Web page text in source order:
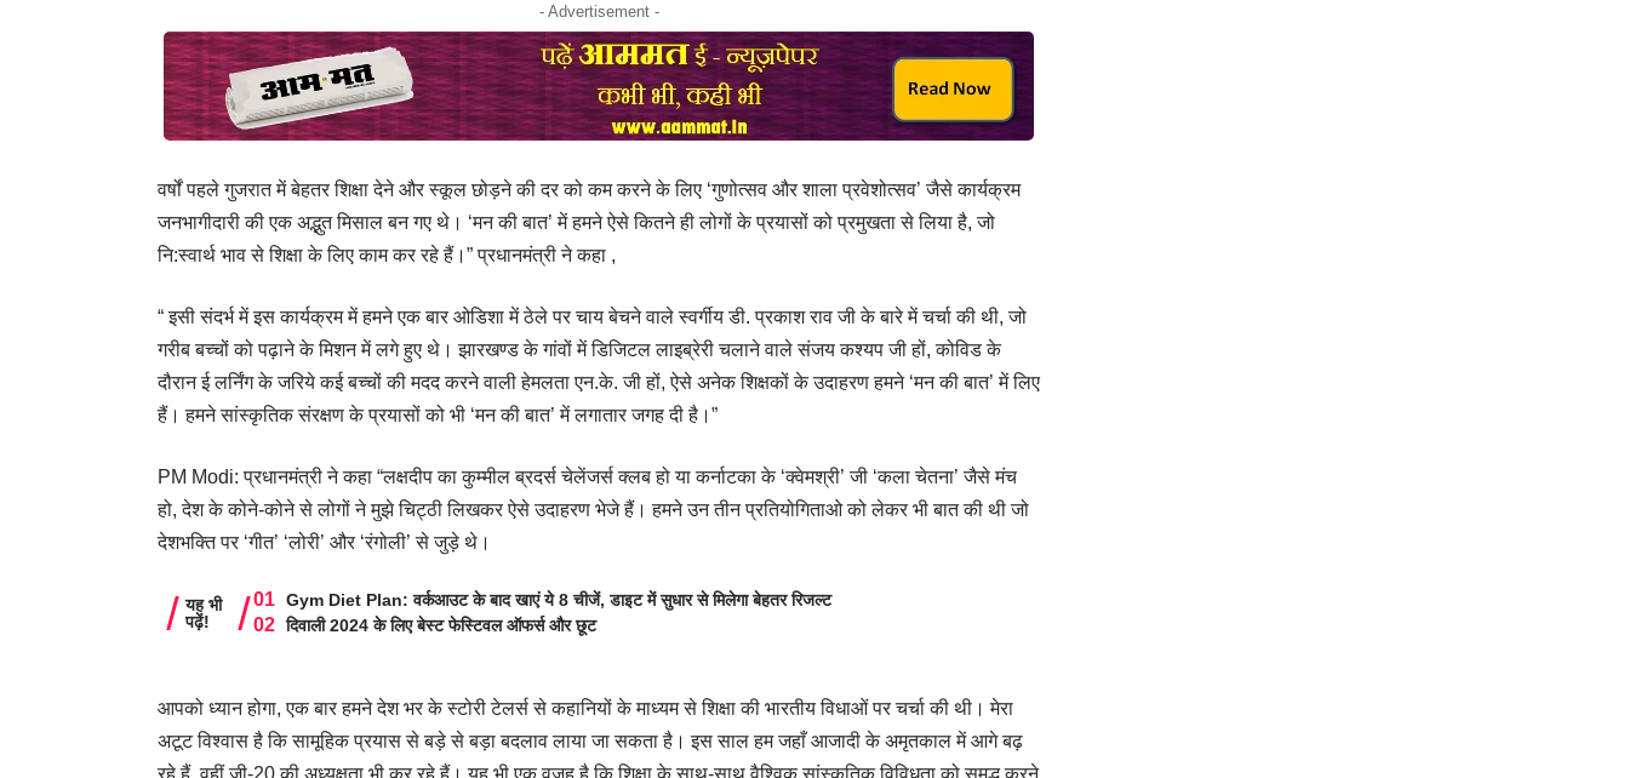
- Advertisement -
वर्षों पहले गुजरात में बेहतर शिक्षा देने और स्कूल छोड़ने की दर को कम करने के लिए ‘गुणोत्सव और शाला प्रवेशोत्सव’ जैसे कार्यक्रम
जनभागीदारी की एक अद्भुत मिसाल बन गए थे। ‘मन की बात’ में हमने ऐसे कितने ही लोगों के प्रयासों को प्रमुखता से लिया है, जो
नि:स्वार्थ भाव से शिक्षा के लिए काम कर रहे हैं।” प्रधानमंत्री ने कहा ,
“ इसी संदर्भ में इस कार्यक्रम में हमने एक बार ओडिशा में ठेले पर चाय बेचने वाले स्वर्गीय डी. प्रकाश राव जी के बारे में चर्चा की थी, जो
गरीब बच्चों को पढ़ाने के मिशन में लगे हुए थे। झारखण्ड के गांवों में डिजिटल लाइब्रेरी चलाने वाले संजय कश्यप जी हों, कोविड के
दौरान ई लर्निंग के जरिये कई बच्चों की मदद करने वाली हेमलता एन.के. जी हों, ऐसे अनेक शिक्षकों के उदाहरण हमने ‘मन की बात’ में लिए
हैं। हमने सांस्कृतिक संरक्षण के प्रयासों को भी ‘मन की बात’ में लगातार जगह दी है।”
PM Modi: प्रधानमंत्री ने कहा “लक्षदीप का कुम्मील ब्रदर्स चेलेंजर्स क्लब हो या कर्नाटका के ‘क्वेमश्री’ जी ‘कला चेतना’ जैसे मंच
हो, देश के कोने-कोने से लोगों ने मुझे चिट्ठी लिखकर ऐसे उदाहरण भेजे हैं। हमने उन तीन प्रतियोगिताओ को लेकर भी बात की थी जो
देशभक्ति पर ‘गीत’ ‘लोरी’ और ‘रंगोली’ से जुड़े थे।
यह भी
पढ़ें!
Gym Diet Plan: वर्कआउट के बाद खाएं ये 8 चीजें, डाइट में सुधार से मिलेगा बेहतर रिजल्ट
दिवाली 2024 के लिए बेस्ट फेस्टिवल ऑफर्स और छूट
आपको ध्यान होगा, एक बार हमने देश भर के स्टोरी टेलर्स से कहानियों के माध्यम से शिक्षा की भारतीय विधाओं पर चर्चा की थी। मेरा
अटूट विश्वास है कि सामूहिक प्रयास से बड़े से बड़ा बदलाव लाया जा सकता है। इस साल हम जहाँ आजादी के अमृतकाल में आगे बढ़
रहे हैं, वहीं जी-20 की अध्यक्षता भी कर रहे हैं। यह भी एक वजह है कि शिक्षा के साथ-साथ वैश्विक सांस्कृतिक विविधता को समृद्ध करने